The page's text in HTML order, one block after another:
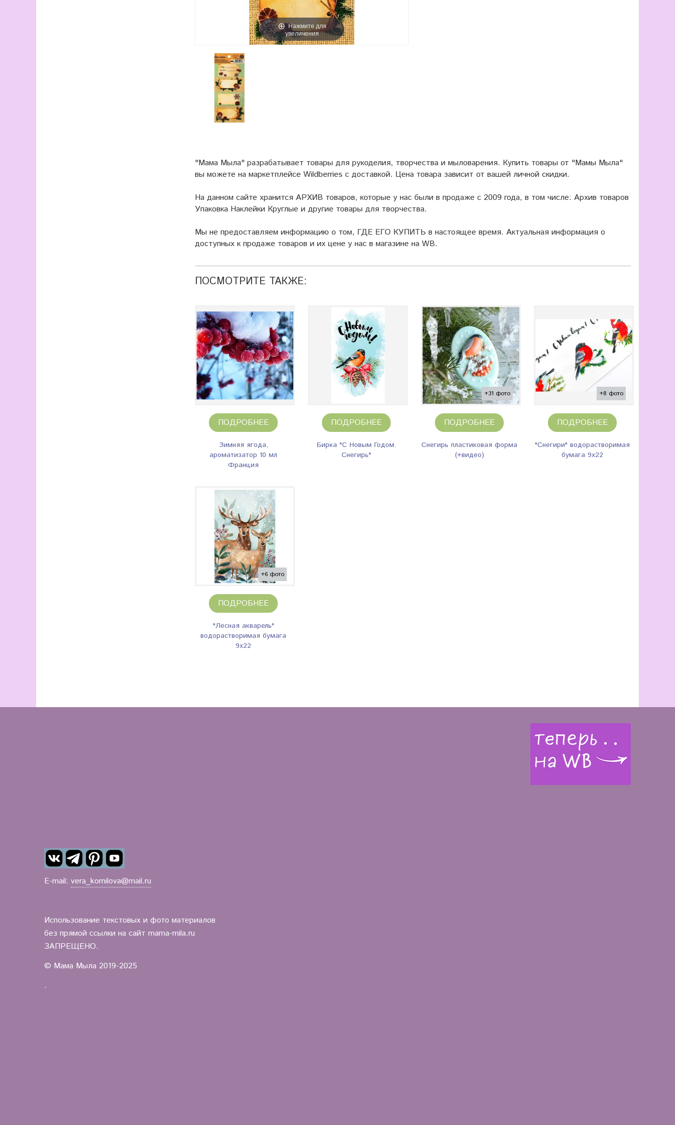
Нажмите для
увеличения
"Мама Мыла" разрабатывает товары для рукоделия, творчества и мыловарения. Купить товары от "Мамы Мыла"
вы можете на маркетплейсе Wildberries с доставкой. Цена товара зависит от вашей личной скидки.
На данном сайте хранится АРХИВ товаров, которые у нас были в продаже с 2009 года, в том числе: Архив товаров
Упаковка Наклейки Круглые и другие товары для творчества.
Мы не предоставляем информацию о том, ГДЕ ЕГО КУПИТЬ в настоящее время. Актуальная информация о
доступных к продаже товаров и их цене у нас в магазине на WB.
ПОСМОТРИТЕ ТАКЖЕ:
ПОДРОБНЕЕ
Зимняя ягода,
ароматизатор 10 мл
Франция
ПОДРОБНЕЕ
Бирка "С Новым Годом.
Снегирь"
+31 фото
ПОДРОБНЕЕ
Снегирь пластиковая форма
(+видео)
+8 фото
ПОДРОБНЕЕ
"Снегири" водорастворимая
бумага 9х22
+6 фото
ПОДРОБНЕЕ
"Лесная акварель"
водорастворимая бумага
9х22
E-mail: vera_kornilova@mail.ru
Использование текстовых и фото материалов
без прямой ссылки на сайт mama-mila.ru
ЗАПРЕЩЕНО.
© Мама Мыла 2019-2025
.